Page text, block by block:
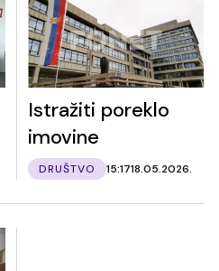
Istražiti poreklo
imovine
DRUŠTVO 15:1718.05.2026.